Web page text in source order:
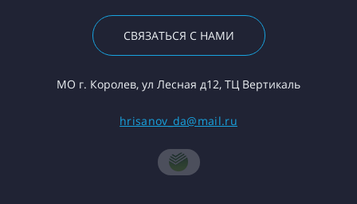
СВЯЗАТЬСЯ С НАМИ
МО г. Королев, ул Лесная д12, ТЦ Вертикаль
hrisanov_da@mail.ru